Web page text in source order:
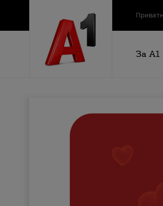
За А1